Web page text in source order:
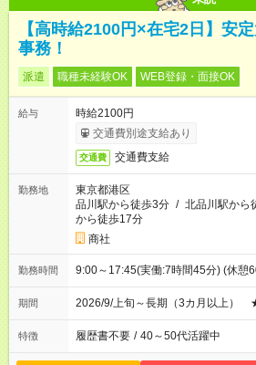
【高時給2100円×在宅2日】安
事務！
派遣 職種未経験OK WEB登録・面接OK
給与
時給2100円
交通費別途支給あり
交通費 交通費支給
勤務地
東京都港区
品川駅から徒歩3分 / 北品川駅から
から徒歩17分
商社
勤務時間 9:00～17:45(実働:7時間45分) (休憩
期間 2026/9/上旬～長期（3カ月以上）
特徴 履歴書不要 / 40～50代活躍中